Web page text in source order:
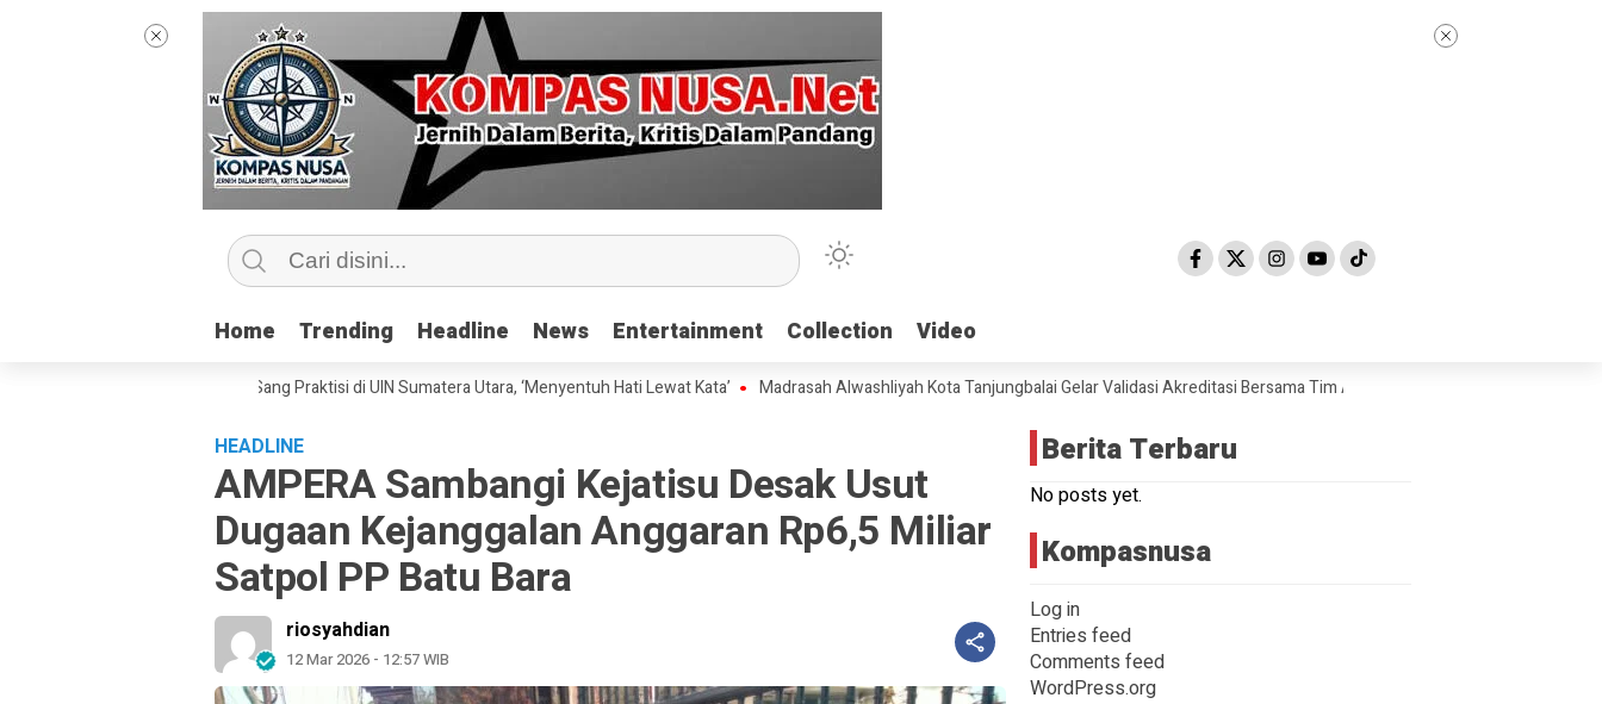
Home Trending Headline News Entertainment Collection Video
Home Trending Headline News Entertainment Collection Video
Jurnalisme Bersama Sang Praktisi di UIN Sumatera Utara, ‘Menyentuh Hati Lewat Kata’ Madrasah Alwashliyah Kota Tanjungbalai Gelar Validasi Akreditasi Bersama Tim Asesor BAN-PDM Tahun 2026
HEADLINE
AMPERA Sambangi Kejatisu Desak Usut
Dugaan Kejanggalan Anggaran Rp6,5 Miliar
Satpol PP Batu Bara
riosyahdian
12 Mar 2026 - 12:57 WIB
Berita Terbaru
No posts yet.
Kompasnusa
Log in
Entries feed
Comments feed
WordPress.org